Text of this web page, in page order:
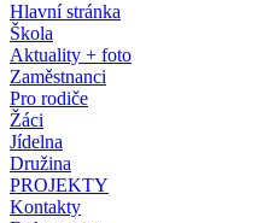
Hlavní stránka
Škola
Aktuality + foto
Zaměstnanci
Pro rodiče
Žáci
Jídelna
Družina
PROJEKTY
Kontakty